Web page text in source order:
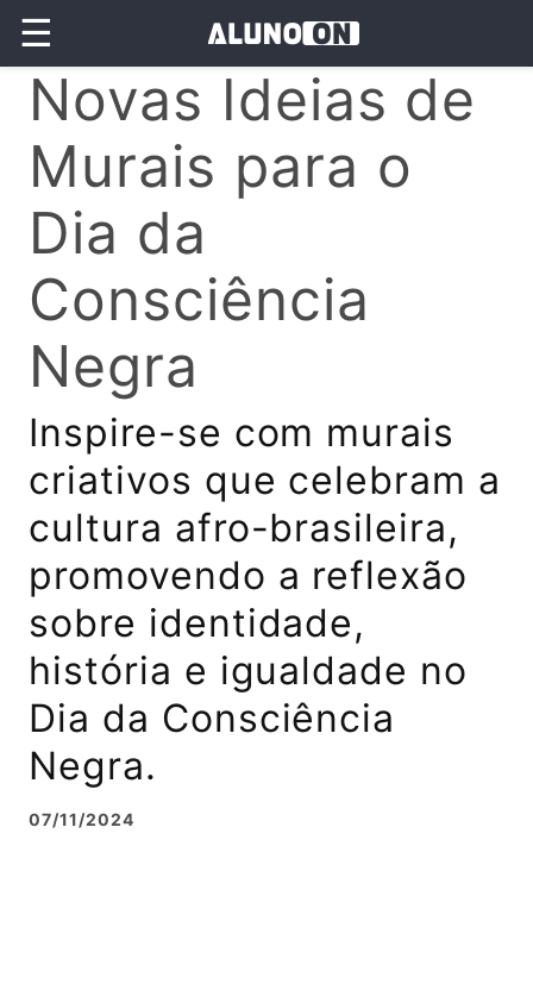
☰
Novas Ideias de
Murais para o
Dia da
Consciência
Negra
Inspire-se com murais
criativos que celebram a
cultura afro-brasileira,
promovendo a reflexão
sobre identidade,
história e igualdade no
Dia da Consciência
Negra.
07/11/2024